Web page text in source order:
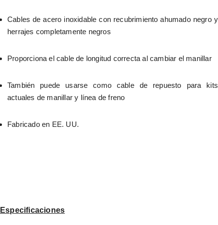
Cables de acero inoxidable con recubrimiento ahumado negro y
herrajes completamente negros
Proporciona el cable de longitud correcta al cambiar el manillar
También puede usarse como cable de repuesto para kits
actuales de manillar y línea de freno
Fabricado en EE. UU.
Especificaciones